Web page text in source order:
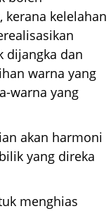
kerana kelelahan
dijangka dan
warna yang
warna yang
akan harmoni
yang direka
menghias